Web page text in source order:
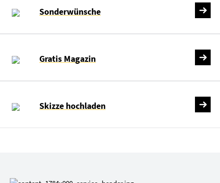
Sonderwünsche
Gratis Magazin
Skizze hochladen